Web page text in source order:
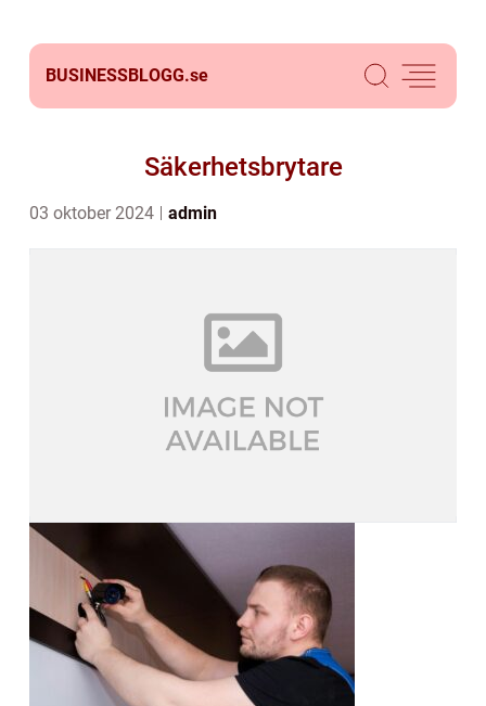
BUSINESSBLOGG.se
Säkerhetsbrytare
03 oktober 2024 admin